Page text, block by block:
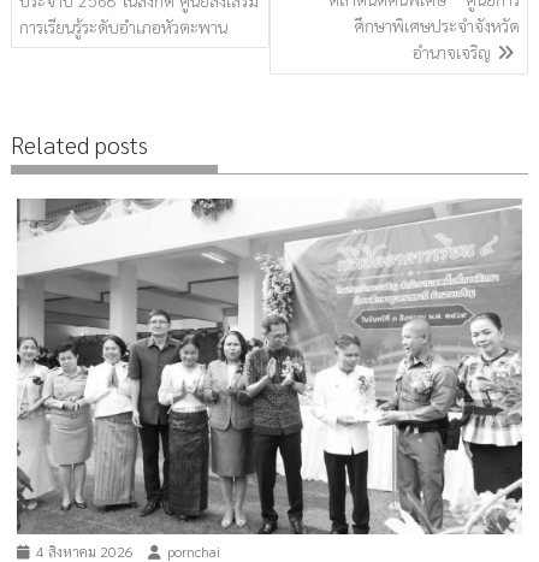
การเรียนรู้ระดับอำเภอหัวตะพาน
ศึกษาพิเศษประจำจังหวัด
อำนาจเจริญ
Related posts
4 สิงหาคม 2026 pornchai